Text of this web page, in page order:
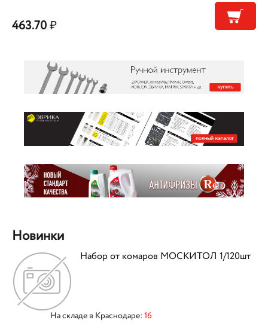
463.70₽
Новинки
Набор от комаров МОСКИТОЛ 1/120шт
На складе в Краснодаре: 16